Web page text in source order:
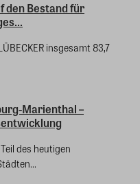
den Bestand für
insgesamt 83,7
Marienthal –
des heutigen